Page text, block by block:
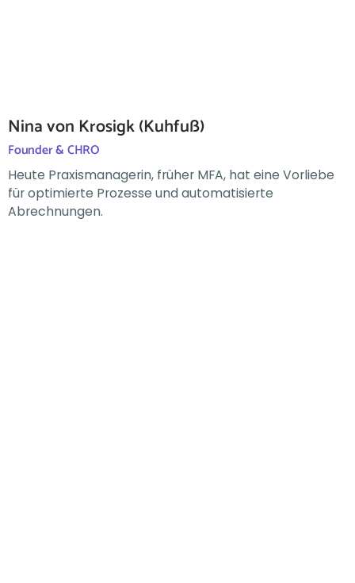
Nina von Krosigk (Kuhfuß)
Founder & CHRO
Heute Praxismanagerin, früher MFA, hat eine Vorliebe
für optimierte Prozesse und automatisierte
Abrechnungen.